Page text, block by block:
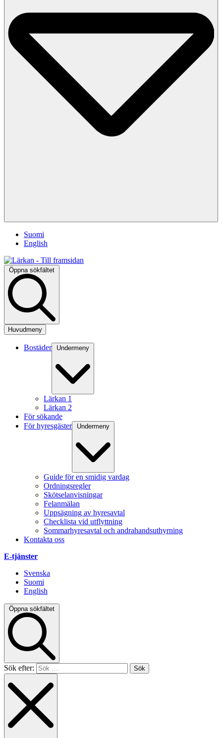
Suomi
English
Öppna sökfältet
Huvudmeny
Bostäder Undermeny
Lärkan 1
Lärkan 2
För sökande
För hyresgäster
Undermeny
Guide för en smidig vardag
Ordningsregler
Skötselanvisningar
Felanmälan
Uppsägning av hyresavtal
Checklista vid utflyttning
Sommarhyresavtal och andrahandsuthyrning
Kontakta oss
E-tjänster
Svenska
Suomi
English
Öppna sökfältet
Sök efter: